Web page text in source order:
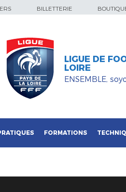
BILLETTERIE
LIGUE DE
LOIRE
ENSEMBLE,
FORMATIONS